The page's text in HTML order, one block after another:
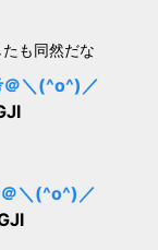
も同然だな
＠＼(^o^)／
＼(^o^)／